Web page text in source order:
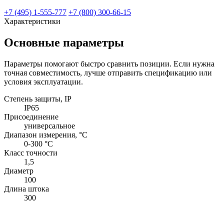
+7 (495) 1-555-777 +7 (800) 300-66-15
Характеристики
Основные параметры
Параметры помогают быстро сравнить позиции. Если нужна
точная совместимость, лучше отправить спецификацию или
условия эксплуатации.
Степень защиты, IP
IP65
Присоединение
универсальное
Диапазон измерения, °С
0-300 °С
Класс точности
1,5
Диаметр
100
Длина штока
300